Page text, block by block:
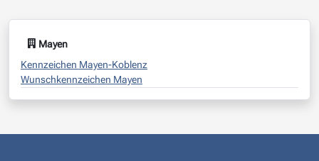
Mayen
Kennzeichen Mayen-Koblenz
Wunschkennzeichen Mayen